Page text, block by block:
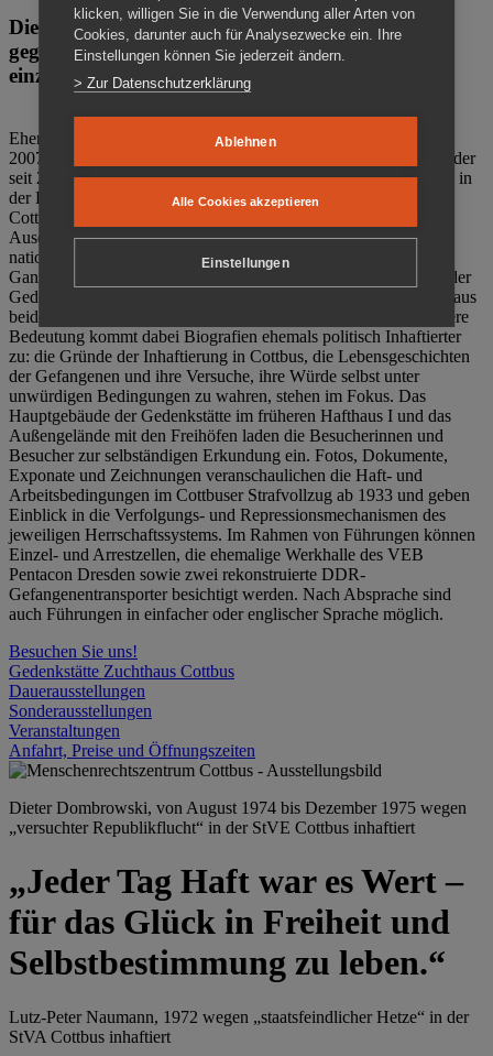
Die Gedenkstätte Zuchthaus Cottbus ist ein Ort
gegen das Vergessen. Anschaulich, nah und
einzigartig.
Ehemalige politische Häftlinge der DDR gründeten im Oktober
2007 den Verein Menschenrechtszentrum Cottbus e. V. (MRZ), der
seit 2011 Eigentümer des ehemaligen Gefängnisses (1860-2002) in
der Bautzener Straße und Träger der Gedenkstätte Zuchthaus
Cottbus ist. Im Zentrum der Arbeit der Gedenkstätte steht die
Auseinandersetzung mit politischem Unrecht während der
nationalsozialistischen Terrorherrschaft und der SED-Diktatur.
Ganzjährig zeigen mehrere Dauer- und Sonderausstellungen in der
Gedenkstätte Zuchthaus Cottbus Beispiele politischen Unrechts aus
beiden deutschen Diktaturen des 20. Jahrhunderts. Eine besondere
Bedeutung kommt dabei Biografien ehemals politisch Inhaftierter
zu: die Gründe der Inhaftierung in Cottbus, die Lebensgeschichten
der Gefangenen und ihre Versuche, ihre Würde selbst unter
unwürdigen Bedingungen zu wahren, stehen im Fokus. Das
Hauptgebäude der Gedenkstätte im früheren Hafthaus I und das
Außengelände mit den Freihöfen laden die Besucherinnen und
Besucher zur selbständigen Erkundung ein. Fotos, Dokumente,
Exponate und Zeichnungen veranschaulichen die Haft- und
Arbeitsbedingungen im Cottbuser Strafvollzug ab 1933 und geben
Einblick in die Verfolgungs- und Repressionsmechanismen des
jeweiligen Herrschaftssystems. Im Rahmen von Führungen können
Einzel- und Arrestzellen, die ehemalige Werkhalle des VEB
Pentacon Dresden sowie zwei rekonstruierte DDR-
Gefangenentransporter besichtigt werden. Nach Absprache sind
auch Führungen in einfacher oder englischer Sprache möglich.
Besuchen Sie uns!
Gedenkstätte Zuchthaus Cottbus
Dauerausstellungen
Sonderausstellungen
Veranstaltungen
Anfahrt, Preise und Öffnungszeiten
Dieter Dombrowski, von August 1974 bis Dezember 1975 wegen
„versuchter Republikflucht“ in der StVE Cottbus inhaftiert
„Jeder Tag Haft war es Wert –
für das Glück in Freiheit und
Selbstbestimmung zu leben.“
Lutz-Peter Naumann, 1972 wegen „staatsfeindlicher Hetze“ in der
StVA Cottbus inhaftiert
klicken, willigen Sie in die Verwendung aller Arten von
Cookies, darunter auch für Analysezwecke ein. Ihre
Einstellungen können Sie jederzeit ändern.
> Zur Datenschutzerklärung
Ablehnen
Alle Cookies akzeptieren
Einstellungen